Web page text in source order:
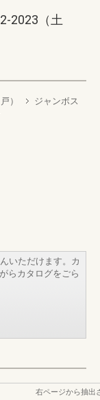
2023（土
）
ジャンボス
いただけます。カ
らカタログをごら
右ページから抽出